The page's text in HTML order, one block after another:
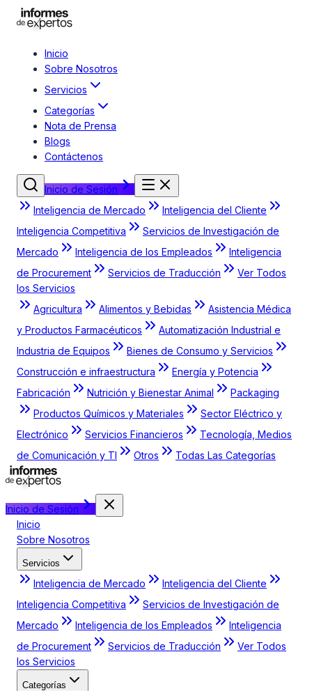
Inicio
Sobre Nosotros
Servicios
Categorías
Nota de Prensa
Blogs
Contáctenos
Inicio de Sesión
Inteligencia de Mercado
Inteligencia del Cliente
Inteligencia Competitiva
Servicios de Investigación de
Mercado
Inteligencia de los Empleados
Inteligencia
de Procurement
Servicios de Traducción
Ver Todos
los Servicios
Agricultura
Alimentos y Bebidas
Asistencia Médica
y Productos Farmacéuticos
Automatización Industrial e
Industria de Equipos
Bienes de Consumo y Servicios
Construcción e infraestructura
Energía y Potencia
Fabricación
Nutrición y Bienestar Animal
Packaging
Productos Químicos y Materiales
Sector Eléctrico y
Electrónico
Servicios Financieros
Tecnología, Medios
de Comunicación y TI
Otros Todas Las Categorías
Inicio de Sesión
Inicio
Sobre Nosotros
Servicios
Inteligencia de Mercado
Inteligencia del Cliente
Inteligencia Competitiva
Servicios de Investigación de
Mercado
Inteligencia de los Empleados
Inteligencia
de Procurement
Servicios de Traducción
Ver Todos
los Servicios
Categorías